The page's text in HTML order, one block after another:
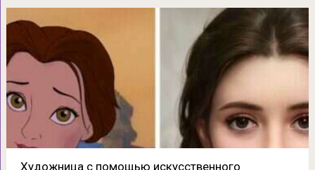
Художница с помощью искусственного